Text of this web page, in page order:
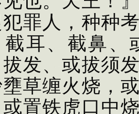
犯罪人，种种
截耳、截鼻、
发、 或拔须
草缠火烧，
置铁虎口中